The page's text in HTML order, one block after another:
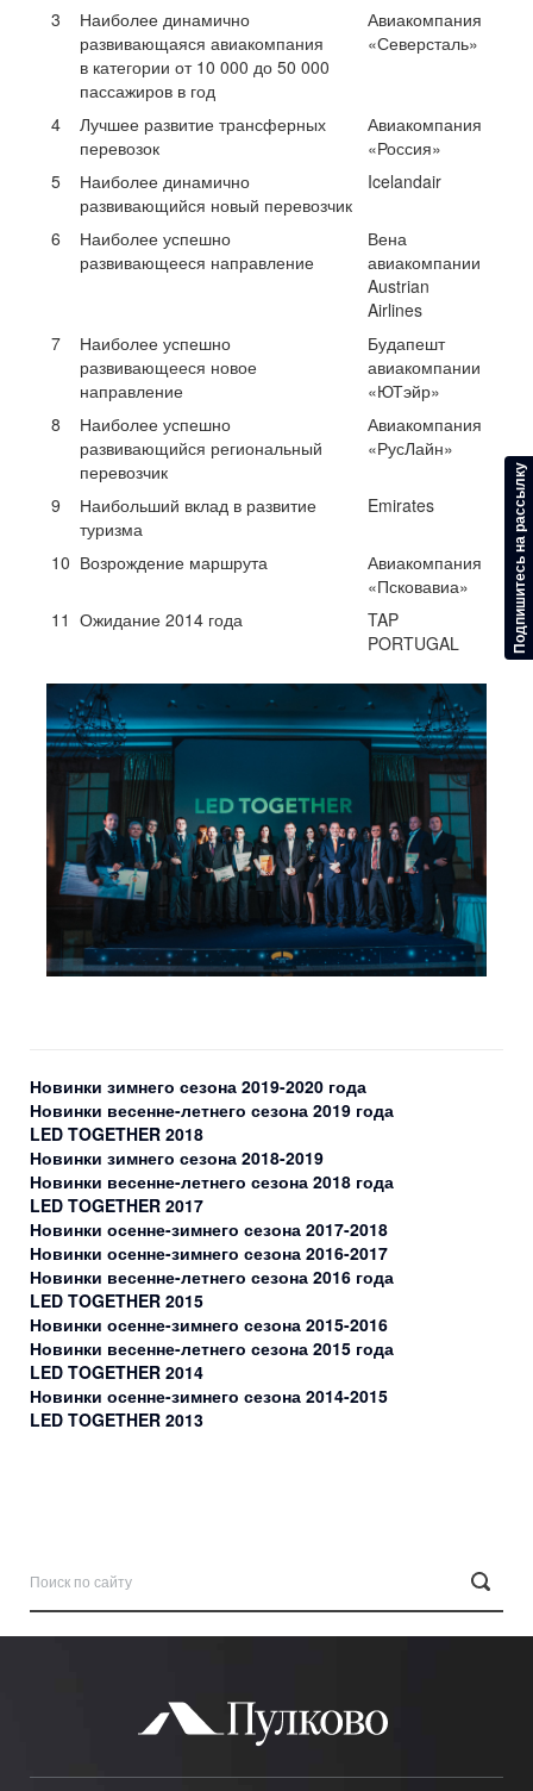
3
Наиболее динамично
развивающаяся авиакомпания
в категории от 10 000 до 50 000
пассажиров в год
Авиакомпания
«Северсталь»
4
Лучшее развитие трансферных
перевозок
Авиакомпания
«Россия»
5
Наиболее динамично
развивающийся новый перевозчик
Icelandair
6
Наиболее успешно
развивающееся направление
Вена
авиакомпании
Austrian
Airlines
7
Наиболее успешно
развивающееся новое
направление
Будапешт
авиакомпании
«ЮТэйр»
8
Наиболее успешно
развивающийся региональный
перевозчик
Авиакомпания
«РусЛайн»
9
Наибольший вклад в развитие
туризма
Emirates
10 Возрождение маршрута
Авиакомпания
«Псковавиа»
11 Ожидание 2014 года
TAP
PORTUGAL
Новинки зимнего сезона 2019-2020 года
Новинки весенне-летнего сезона 2019 года
LED TOGETHER 2018
Новинки зимнего сезона 2018-2019
Новинки весенне-летнего сезона 2018 года
LED TOGETHER 2017
Новинки осенне-зимнего сезона 2017-2018
Новинки осенне-зимнего сезона 2016-2017
Новинки весенне-летнего сезона 2016 года
LED TOGETHER 2015
Новинки осенне-зимнего сезона 2015-2016
Новинки весенне-летнего сезона 2015 года
LED TOGETHER 2014
Новинки осенне-зимнего сезона 2014-2015
LED TOGETHER 2013
Подпишитесь на рассылку